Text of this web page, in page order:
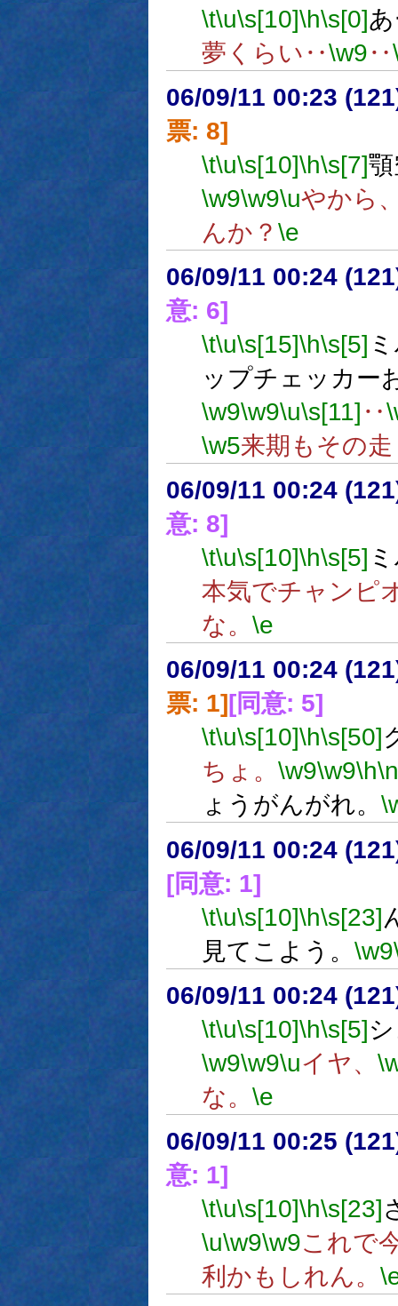
\t\u\s[10]\h\s[0]
夢くらい‥\w9‥
06/09/11 00:23
票: 8]
\t\u\s[10]\h\s[7]
\w9\w9\uやから
んか？ \e
06/09/11 00:24
意: 6]
\t\u\s[15]\h\s[5]
ップチェッカー
\w9\w9\u\s[11] ‥
\w5来期もその
06/09/11 00:24
意: 8]
\t\u\s[10]\h\s[5]
本気でチャンピ
な。 \e
06/09/11 00:24
票: 1] [同意: 5]
\t\u\s[10]\h\s[50]
ちょ。 \w9\w9\h\n
ょうがんがれ。
06/09/11 00:24
[同意: 1]
\t\u\s[10]\h\s[23]
見てこよう。 \w9
06/09/11 00:24
\t\u\s[10]\h\s[5]
\w9\w9\uイヤ、
な。 \e
06/09/11 00:25
意: 1]
\t\u\s[10]\h\s[23]
\u\w9\w9これで
利かもしれん。